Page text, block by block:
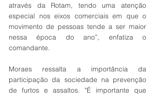
através da Rotam, tendo uma atenção
especial nos eixos comerciais em que o
movimento de pessoas tende a ser maior
nessa época do ano”, enfatiza o
comandante.
Moraes ressalta a importância da
participação da sociedade na prevenção
de furtos e assaltos. "É importante que